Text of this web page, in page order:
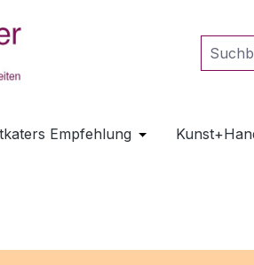
das Dropdown der Kategorie
Empfehlung Öffne oder